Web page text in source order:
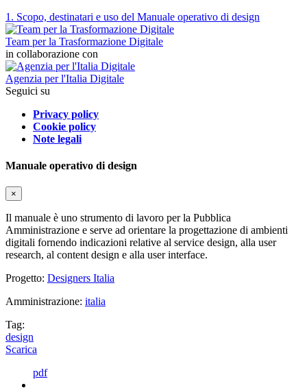
1. Scopo, destinatari e uso del Manuale operativo di design
Team per la Trasformazione Digitale
in collaborazione con
Agenzia per l'Italia Digitale
Seguici su
Privacy policy
Cookie policy
Note legali
Manuale operativo di design
×
Il manuale è uno strumento di lavoro per la Pubblica
Amministrazione e serve ad orientare la progettazione di ambienti
digitali fornendo indicazioni relative al service design, alla user
research, al content design e alla user interface.
Progetto: Designers Italia
Amministrazione: italia
Tag:
design
Scarica
pdf